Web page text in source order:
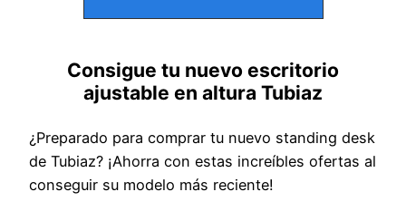
Consigue tu nuevo escritorio
ajustable en altura Tubiaz
¿Preparado para comprar tu nuevo standing desk
de Tubiaz? ¡Ahorra con estas increíbles ofertas al
conseguir su modelo más reciente!